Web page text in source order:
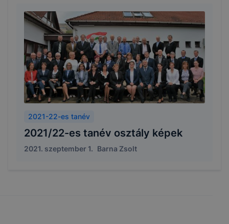
2021-22-es tanév
2021/22-es tanév osztály képek
2021. szeptember 1. Barna Zsolt